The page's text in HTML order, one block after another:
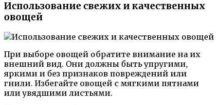
Использование свежих и качественных
овощей
При выборе овощей обратите внимание на их
внешний вид. Они должны быть упругими,
яркими и без признаков повреждений или
гнили. Избегайте овощей с мягкими пятнами
или увядшими листьями.